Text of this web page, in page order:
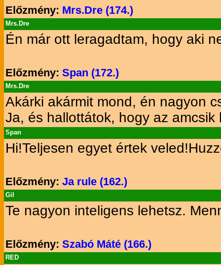
Előzmény: Mrs.Dre (174.)
Mrs.Dre
Én már ott leragadtam, hogy aki
Előzmény: Span (172.)
Mrs.Dre
Akárki akármit mond, én nagyon
Ja, és hallottátok, hogy az
Span
Hi!Teljesen egyet értek
Előzmény: Ja rule (162.)
Gil
Te nagyon inteligens lehetsz.
Előzmény: Szabó Máté (166.)
RED